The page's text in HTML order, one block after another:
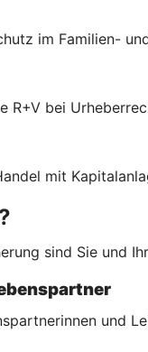
im Familien-
R+V bei
mit
sind Sie und
und